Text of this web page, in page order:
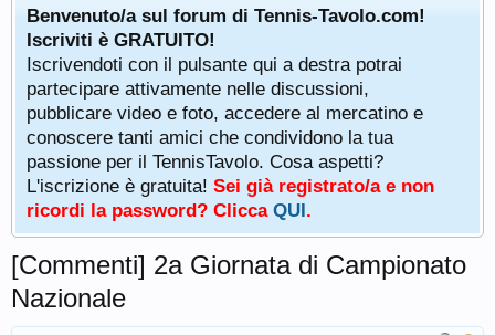
Benvenuto/a sul forum di Tennis-Tavolo.com!
Iscriviti è GRATUITO!
Iscrivendoti con il pulsante qui a destra potrai
partecipare attivamente nelle discussioni,
pubblicare video e foto, accedere al mercatino e
conoscere tanti amici che condividono la tua
passione per il TennisTavolo. Cosa aspetti?
L'iscrizione è gratuita! Sei già registrato/a e non
ricordi la password? Clicca QUI.
[Commenti] 2a Giornata di Campionato
Nazionale